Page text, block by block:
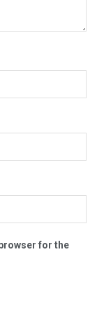
for the